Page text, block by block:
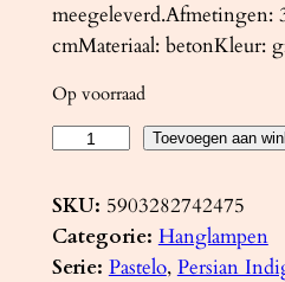
meegeleverd.Afmetingen:
cmMateriaal: betonKleur:
Op voorraad
n
g
l
Toevoegen aan
SKU: 5903282742475
Categorie: Hanglampen
Serie: Pastelo, Persian